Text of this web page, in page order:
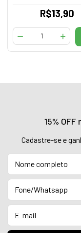
R$13,90
15%
Cadastre-se e